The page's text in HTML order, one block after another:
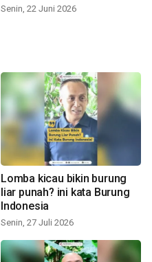
Senin, 22 Juni 2026
Lomba kicau bikin burung
liar punah? ini kata Burung
Indonesia
Senin, 27 Juli 2026